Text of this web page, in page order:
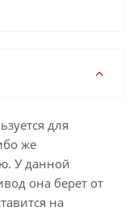
для
же
У данной
она берет от
на